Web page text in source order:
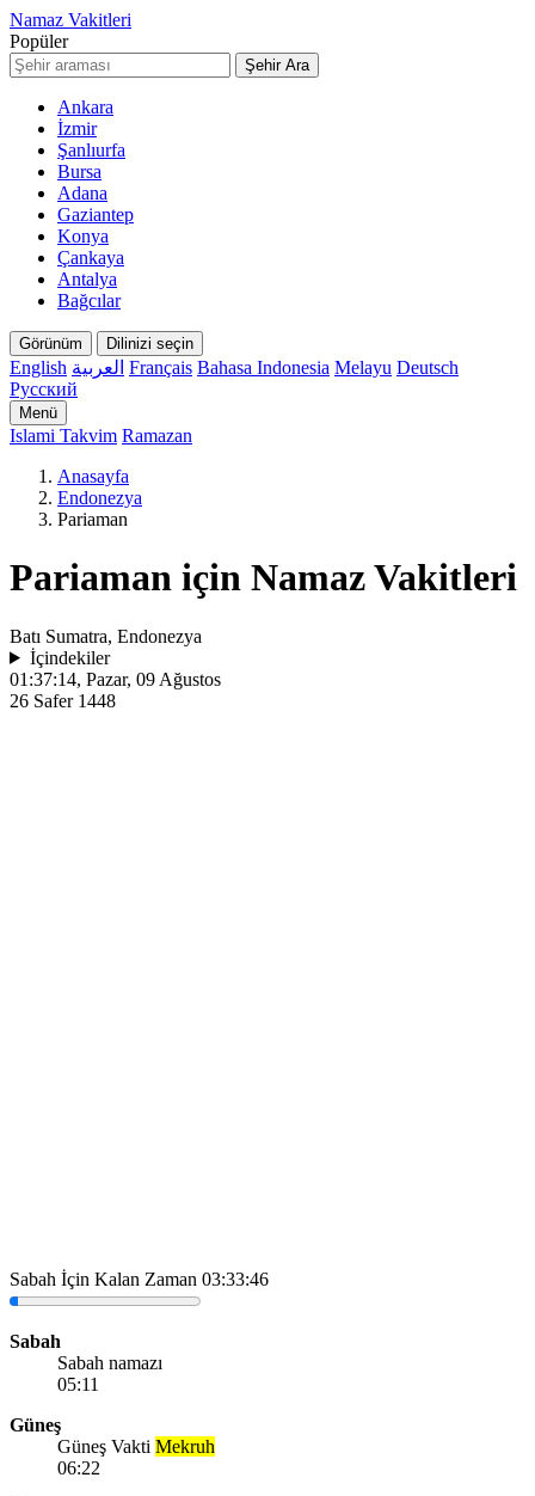
Namaz Vakitleri
Popüler
Şehir Ara
Ankara
İzmir
Şanlıurfa
Bursa
Adana
Gaziantep
Konya
Çankaya
Antalya
Bağcılar
Görünüm Dilinizi seçin
English العربية Français Bahasa Indonesia Melayu Deutsch
Русский
Menü
Islami Takvim Ramazan
Anasayfa
Endonezya
Pariaman
Pariaman için Namaz Vakitleri
Batı Sumatra, Endonezya
İçindekiler
01:37:14, Pazar, 09 Ağustos
26 Safer 1448
Sabah İçin Kalan Zaman 03:33:46
Sabah
Sabah namazı
05:11
Güneş
Güneş Vakti Mekruh
06:22